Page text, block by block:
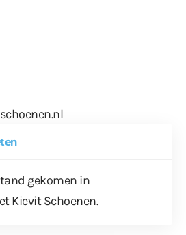
gekomen in
Kievit Schoenen.